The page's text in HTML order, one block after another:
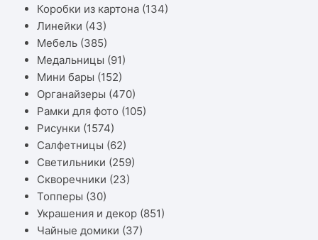
Коробки из картона (134)
Линейки (43)
Мебель (385)
Медальницы (91)
Мини бары (152)
Органайзеры (470)
Рамки для фото (105)
Рисунки (1574)
Салфетницы (62)
Светильники (259)
Скворечники (23)
Топперы (30)
Украшения и декор (851)
Чайные домики (37)